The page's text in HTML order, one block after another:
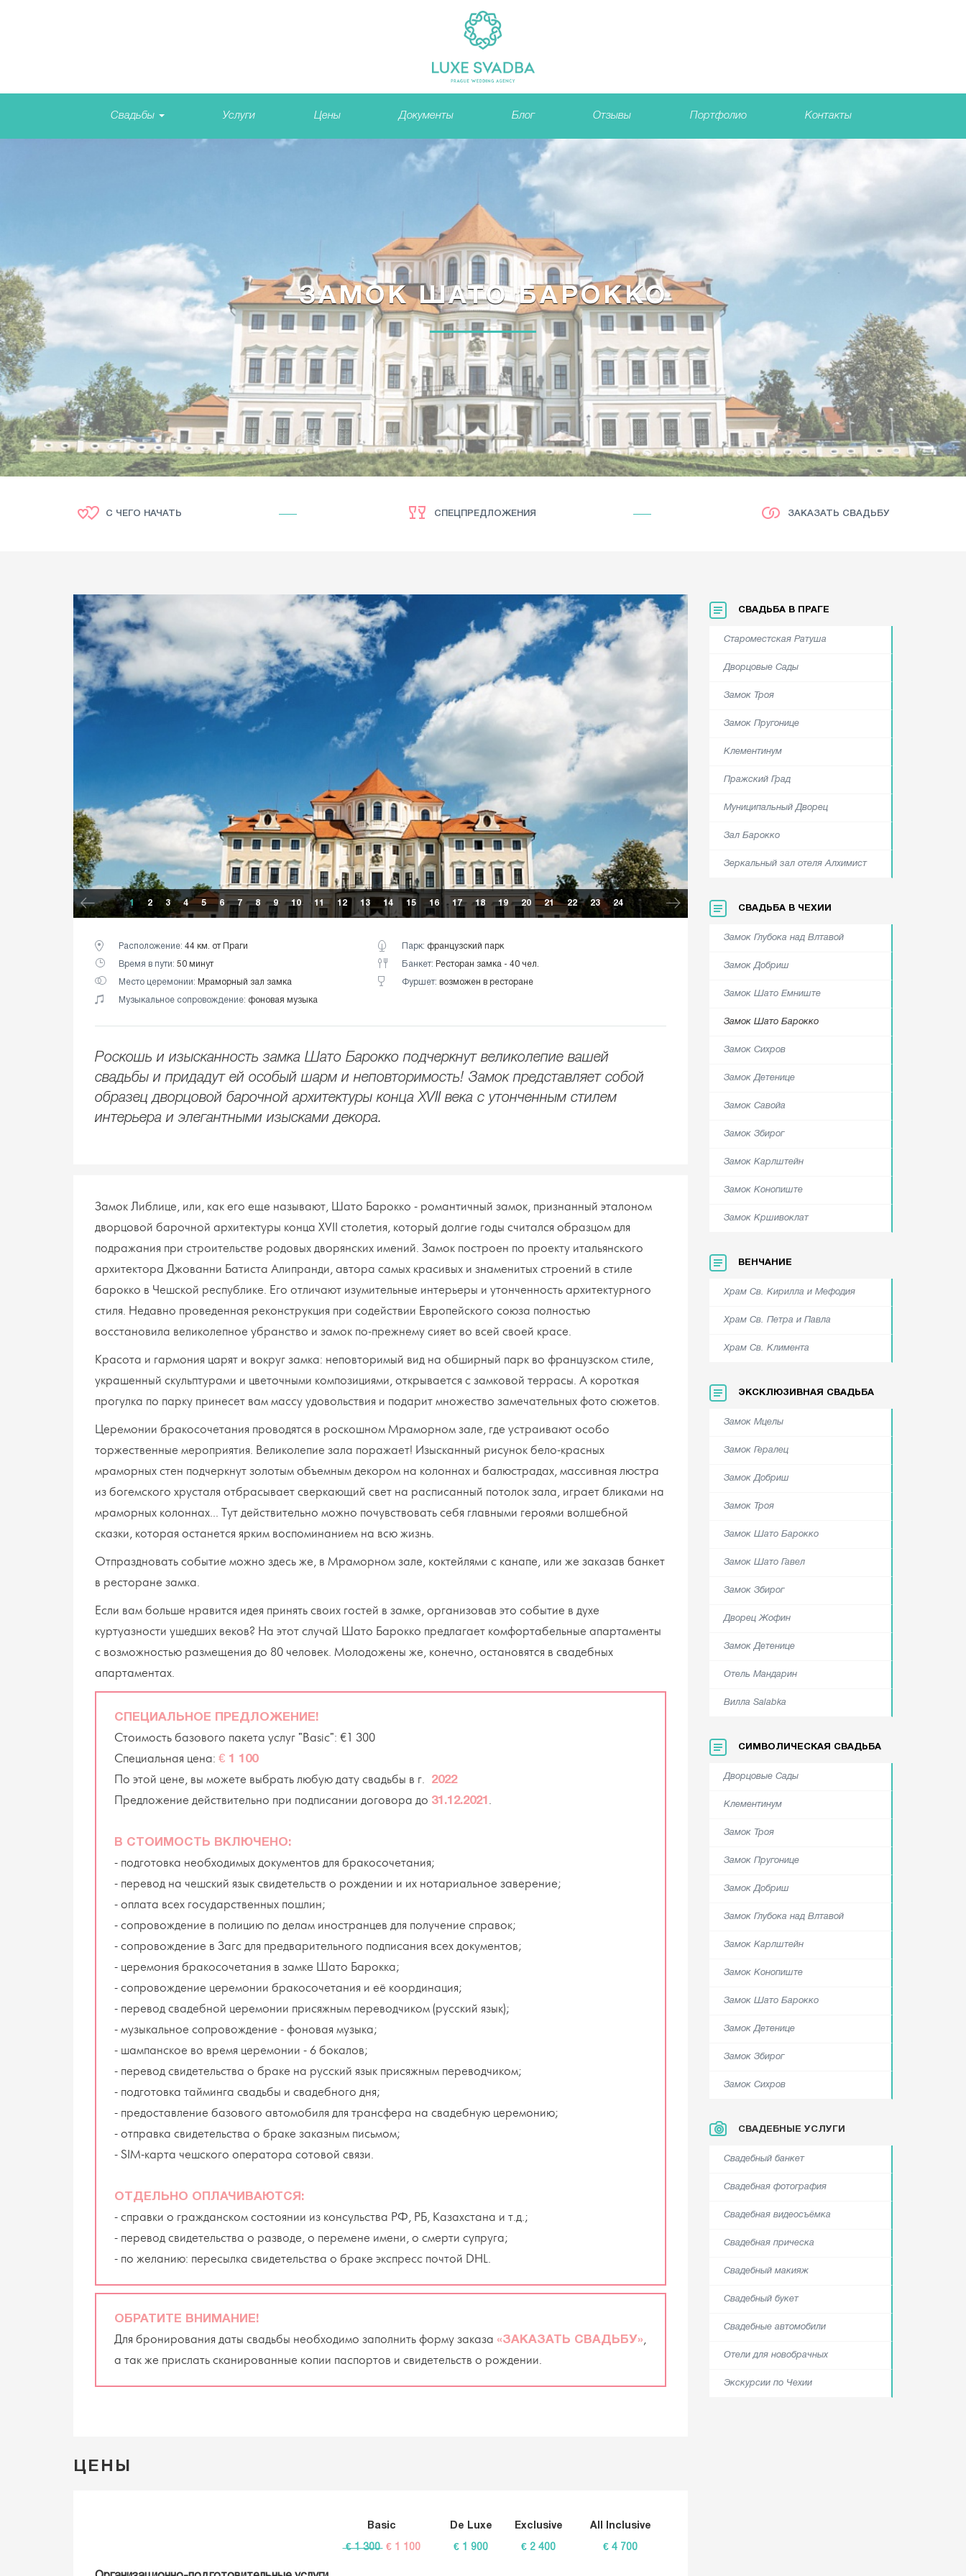
Свадьбы Услуги Цены Документы Блог Отзывы Портфолио Контакты
ЗАМОК ШАТО БАРОККО
С ЧЕГО НАЧАТЬ СПЕЦПРЕДЛОЖЕНИЯ ЗАКАЗАТЬ СВАДЬБУ
1 2 3 4 5 6 7 8 9 10 11 12 13 14 15 16 17 18 19 20 21 22 23 24
Расположение: 44 км. от Праги Парк: французский парк
Время в пути: 50 минут Банкет: Ресторан замка - 40 чел.
Место церемонии: Мраморный зал замка Фуршет: возможен в ресторане
Музыкальное сопровождение: фоновая музыка
Роскошь и изысканность замка Шато Барокко подчеркнут великолепие вашей
свадьбы и придадут ей особый шарм и неповторимость! Замок представляет собой
образец дворцовой барочной архитектуры конца XVII века с утонченным стилем
интерьера и элегантными изысками декора.
Замок Либлице, или, как его еще называют, Шато Барокко - романтичный замок, признанный эталоном
дворцовой барочной архитектуры конца XVII столетия, который долгие годы считался образцом для
подражания при строительстве родовых дворянских имений. Замок построен по проекту итальянского
архитектора Джованни Батиста Алипранди, автора самых красивых и знаменитых строений в стиле
барокко в Чешской республике. Его отличают изумительные интерьеры и утонченность архитектурного
стиля. Недавно проведенная реконструкция при содействии Европейского союза полностью
восстановила великолепное убранство и замок по-прежнему сияет во всей своей красе.
Красота и гармония царят и вокруг замка: неповторимый вид на обширный парк во французском стиле,
украшенный скульптурами и цветочными композициями, открывается с замковой террасы. А короткая
прогулка по парку принесет вам массу удовольствия и подарит множество замечательных фото сюжетов.
Церемонии бракосочетания проводятся в роскошном Мраморном зале, где устраивают особо
торжественные мероприятия. Великолепие зала поражает! Изысканный рисунок бело-красных
мраморных стен подчеркнут золотым объемным декором на колоннах и балюстрадах, массивная люстра
из богемского хрусталя отбрасывает сверкающий свет на расписанный потолок зала, играет бликами на
мраморных колоннах... Тут действительно можно почувствовать себя главными героями волшебной
сказки, которая останется ярким воспоминанием на всю жизнь.
Отпраздновать событие можно здесь же, в Мраморном зале, коктейлями с канапе, или же заказав банкет
в ресторане замка.
Если вам больше нравится идея принять своих гостей в замке, организовав это событие в духе
куртуазности ушедших веков? На этот случай Шато Барокко предлагает комфортабельные апартаменты
с возможностью размещения до 80 человек. Молодожены же, конечно, остановятся в свадебных
апартаментах.
СПЕЦИАЛЬНОЕ ПРЕДЛОЖЕНИЕ!
Стоимость базового пакета услуг "Basic": €1 300
Специальная цена: € 1 100
По этой цене, вы можете выбрать любую дату свадьбы в г. 2022
Предложение действительно при подписании договора до 31.12.2021 .
В СТОИМОСТЬ ВКЛЮЧЕНО:
- подготовка необходимых документов для бракосочетания;
- перевод на чешский язык свидетельств о рождении и их нотариальное заверение;
- оплата всех государственных пошлин;
- сопровождение в полицию по делам иностранцев для получение справок;
- сопровождение в Загс для предварительного подписания всех документов;
- церемония бракосочетания в замке Шато Барокка;
- сопровождение церемонии бракосочетания и её координация;
- перевод свадебной церемонии присяжным переводчиком (русский язык);
- музыкальное сопровождение - фоновая музыка;
- шампанское во время церемонии - 6 бокалов;
- перевод свидетельства о браке на русский язык присяжным переводчиком;
- подготовка тайминга свадьбы и свадебного дня;
- предоставление базового автомобиля для трансфера на свадебную церемонию;
- отправка свидетельства о браке заказным письмом;
- SIM-карта чешского оператора сотовой связи.
ОТДЕЛЬНО ОПЛАЧИВАЮТСЯ:
- справки о гражданском состоянии из консульства РФ, РБ, Казахстана и т.д.;
- перевод свидетельства о разводе, о перемене имени, о смерти супруга;
- по желанию: пересылка свидетельства о браке экспресс почтой DHL.
ОБРАТИТЕ ВНИМАНИЕ!
Для бронирования даты свадьбы необходимо заполнить форму заказа «ЗАКАЗАТЬ СВАДЬБУ» ,
а так же прислать сканированные копии паспортов и свидетельств о рождении.
ЦЕНЫ
Basic De Luxe Exclusive All Inclusive
€ 1 300 € 1 100 € 1 900 € 2 400 € 4 700
СВАДЬБА В ПРАГЕ
Староместская Ратуша
Дворцовые Сады
Замок Троя
Замок Пругонице
Клементинум
Пражский Град
Муниципальный Дворец
Зал Барокко
Зеркальный зал отеля Алхимист
СВАДЬБА В ЧЕХИИ
Замок Глубока над Влтавой
Замок Добриш
Замок Шато Емниште
Замок Шато Барокко
Замок Сихров
Замок Детенице
Замок Савойа
Замок Збирог
Замок Карлштейн
Замок Конопиште
Замок Кршивоклат
ВЕНЧАНИЕ
Храм Cв. Кирилла и Мефодия
Храм Cв. Петра и Павла
Храм Cв. Климента
ЭКСКЛЮЗИВНАЯ СВАДЬБА
Замок Мцелы
Замок Гералец
Замок Добриш
Замок Троя
Замок Шато Барокко
Замок Шато Гавел
Замок Збирог
Дворец Жофин
Замок Детенице
Отель Мандарин
Вилла Salabka
СИМВОЛИЧЕСКАЯ СВАДЬБА
Дворцовые Сады
Клементинум
Замок Троя
Замок Пругонице
Замок Добриш
Замок Глубока над Влтавой
Замок Карлштейн
Замок Конопиште
Замок Шато Барокко
Замок Детенице
Замок Збирог
Замок Сихров
СВАДЕБНЫЕ УСЛУГИ
Свадебный банкет
Свадебная фотография
Свадебная видеосъёмка
Свадебная прическа
Свадебный макияж
Свадебный букет
Свадебные автомобили
Отели для новобрачных
Экскурсии по Чехии